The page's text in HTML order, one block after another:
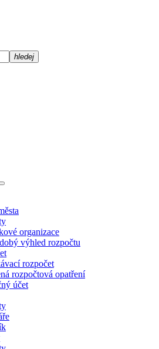
hledej
organizace
výhled rozpočtu
rozpočet
rozpočtová opatření
účet